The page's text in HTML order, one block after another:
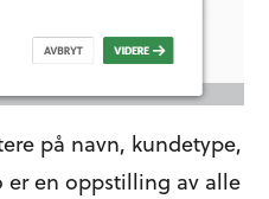
på navn, kundetype,
er en oppstilling av alle